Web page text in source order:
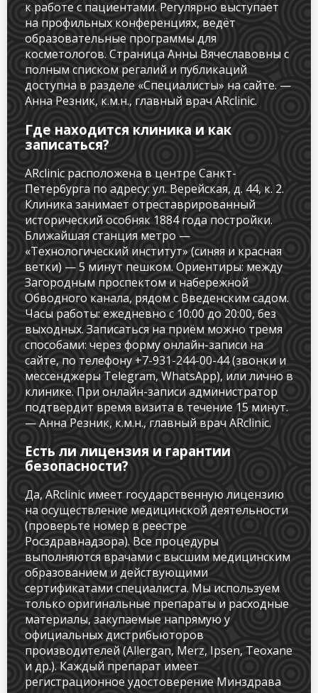
к работе с пациентами. Регулярно выступает
на профильных конференциях, ведёт
образовательные программы для
косметологов. Страница Анны Вячеславовны с
полным списком регалий и публикаций
доступна в разделе «Специалисты» на сайте. —
Анна Резник, к.м.н., главный врач ARclinic.
Где находится клиника и как
записаться?
ARclinic расположена в центре Санкт-
Петербурга по адресу: ул. Верейская, д. 44, к. 2.
Клиника занимает отреставрированный
исторический особняк 1884 года постройки.
Ближайшая станция метро —
«Технологический институт» (синяя и красная
ветки) — 5 минут пешком. Ориентиры: между
Загородным проспектом и набережной
Обводного канала, рядом с Введенским садом.
Часы работы: ежедневно с 10:00 до 20:00, без
выходных. Записаться на приём можно тремя
способами: через форму онлайн-записи на
сайте, по телефону +7-931-244-00-44 (звонки и
мессенджеры Telegram, WhatsApp), или лично в
клинике. При онлайн-записи администратор
подтвердит время визита в течение 15 минут.
— Анна Резник, к.м.н., главный врач ARclinic.
Есть ли лицензия и гарантии
безопасности?
Да, ARclinic имеет государственную лицензию
на осуществление медицинской деятельности
(проверьте номер в реестре
Росздравнадзора). Все процедуры
выполняются врачами с высшим медицинским
образованием и действующими
сертификатами специалиста. Мы используем
только оригинальные препараты и расходные
материалы, закупаемые напрямую у
официальных дистрибьюторов
производителей (Allergan, Merz, Ipsen, Teoxane
и др.). Каждый препарат имеет
регистрационное удостоверение Минздрава